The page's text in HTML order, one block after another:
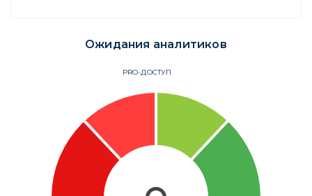
Ожидания аналитиков
PRO-ДОСТУП